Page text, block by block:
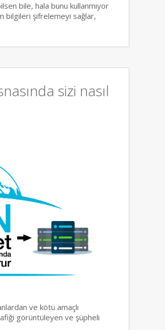
bile, hala bunu kullanmıyor
bilgileri şifrelemeyi sağlar,
sizi nasıl
ve kötü amaçlı
görüntüleyen ve şüpheli